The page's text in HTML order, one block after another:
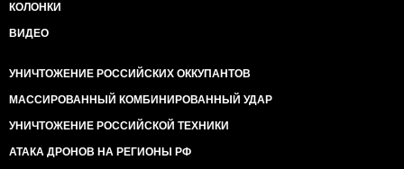
КОЛОНКИ
ВИДЕО
УНИЧТОЖЕНИЕ РОССИЙСКИХ ОККУПАНТОВ
МАССИРОВАННЫЙ КОМБИНИРОВАННЫЙ УДАР
УНИЧТОЖЕНИЕ РОССИЙСКОЙ ТЕХНИКИ
АТАКА ДРОНОВ НА РЕГИОНЫ РФ